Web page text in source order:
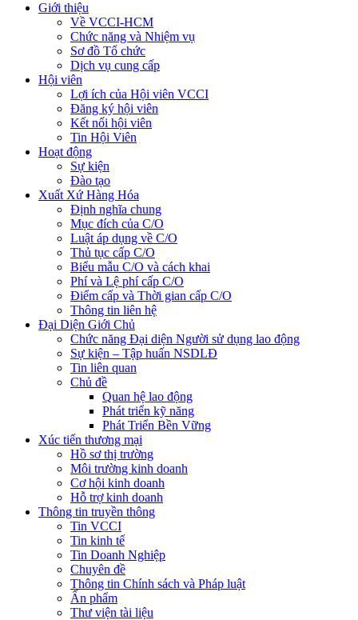
Giới thiệu
Về VCCI-HCM
Chức năng và Nhiệm vụ
Sơ đồ Tổ chức
Dịch vụ cung cấp
Hội viên
Lợi ích của Hội viên VCCI
Đăng ký hội viên
Kết nối hội viên
Tin Hội Viên
Hoạt động
Sự kiện
Đào tạo
Xuất Xứ Hàng Hóa
Định nghĩa chung
Mục đích của C/O
Luật áp dụng về C/O
Thủ tục cấp C/O
Biểu mẫu C/O và cách khai
Phí và Lệ phí cấp C/O
Điểm cấp và Thời gian cấp C/O
Thông tin liên hệ
Đại Diện Giới Chủ
Chức năng Đại diện Người sử dụng lao động
Sự kiện – Tập huấn NSDLĐ
Tin liên quan
Chủ đề
Quan hệ lao động
Phát triển kỹ năng
Phát Triển Bền Vững
Xúc tiến thương mại
Hồ sơ thị trường
Môi trường kinh doanh
Cơ hội kinh doanh
Hỗ trợ kinh doanh
Thông tin truyền thông
Tin VCCI
Tin kinh tế
Tin Doanh Nghiệp
Chuyên đề
Thông tin Chính sách và Pháp luật
Ấn phẩm
Thư viện tài liệu